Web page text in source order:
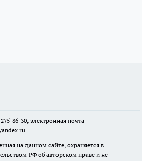
86-30, электронная почта
на данном сайте, охраняется в
РФ об авторском праве и не